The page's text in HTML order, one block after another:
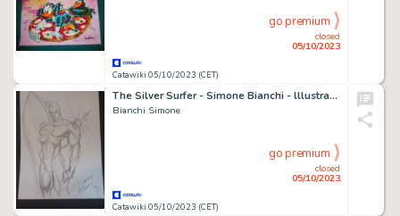
Catawiki 05/10/2023 (CET)
closed
05/10/2023
go premium
The Silver Surfer - Simone Bianchi - lllustrazione originale - Page volante - EO - (1995)
Bianchi Simone
Catawiki 05/10/2023 (CET)
closed
05/10/2023
go premium